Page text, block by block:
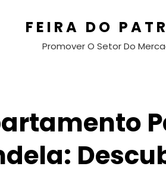
FEIRA DO
Promover O Setor Do